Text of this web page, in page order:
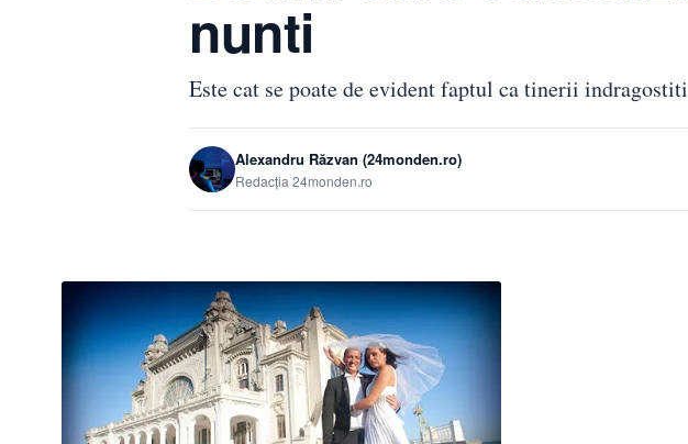
nunti
Este cat se poate de evident faptul ca tinerii
Alexandru Răzvan (24monden.ro)
Redacția 24monden.ro